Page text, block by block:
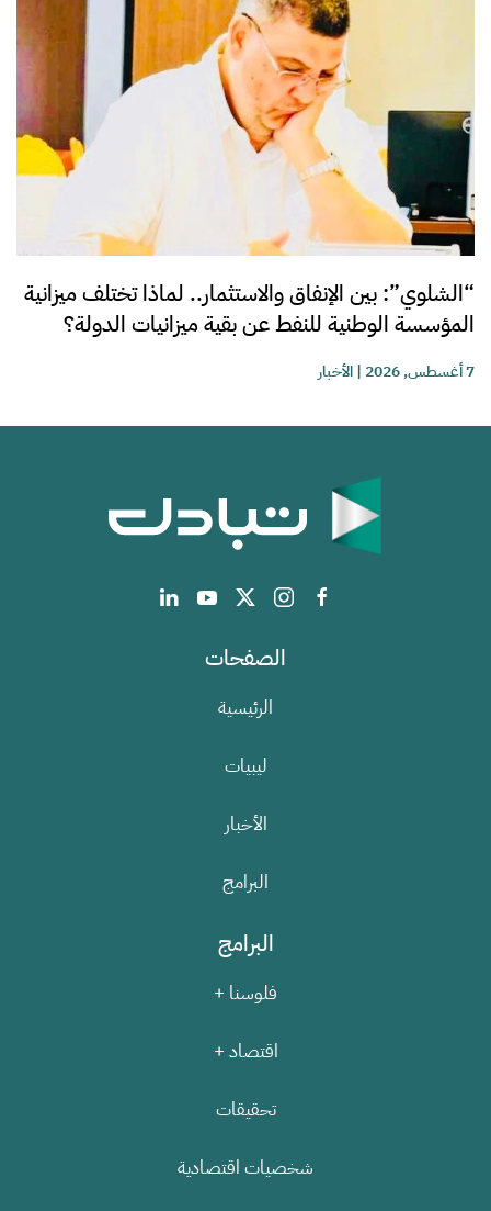
“الشلوي”: بين الإنفاق والاستثمار.. لماذا تختلف ميزانية
المؤسسة الوطنية للنفط عن بقية ميزانيات الدولة؟
7 أغسطس, 2026 |الأخبار
الصفحات
الرئيسية
ليبيات
الأخبار
البرامج
البرامج
فلوسنا +
اقتصاد +
تحقيقات
شخصيات اقتصادية